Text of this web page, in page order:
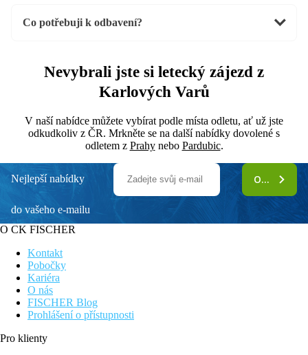
Co potřebuji k odbavení?
Nevybrali jste si letecký zájezd z
Karlových Varů
V naší nabídce můžete vybírat podle místa odletu, ať už jste
odkudkoliv z ČR. Mrkněte se na další nabídky dovolené s
odletem z Prahynebo Pardubic.
Nejlepší nabídky
do vašeho e-mailu
ODEBÍRAT
O CK FISCHER
Kontakt
Pobočky
Kariéra
O nás
FISCHER Blog
Prohlášení o přístupnosti
Pro klienty